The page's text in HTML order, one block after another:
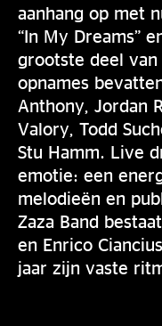
aanhang op met
“In My Dreams”
grootste deel
opnames
Anthony, Jordan
Valory, Todd
Stu Hamm. Live
emotie: een
melodieën en
Zaza Band
en Enrico
jaar zijn vaste